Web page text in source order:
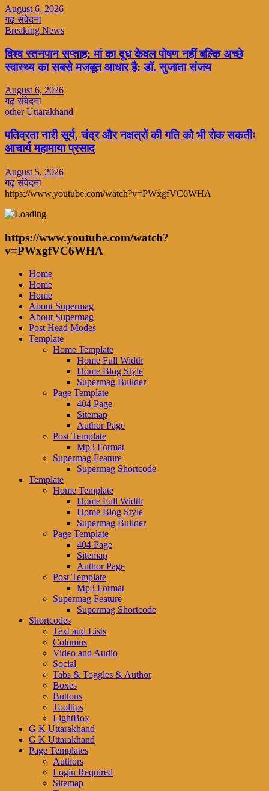
August 6, 2026
गढ़ संवेदना
Breaking News
विश्व स्तनपान सप्ताह: मां का दूध केवल पोषण नहीं बल्कि अच्छे
स्वास्थ्य का सबसे मजबूत आधार है: डॉ. सुजाता संजय
August 6, 2026
गढ़ संवेदना
other Uttarakhand
पतिव्रता नारी सूर्य, चंद्र और नक्षत्रों की गति को भी रोक सकतीः
आचार्य महामाया प्रसाद
August 5, 2026
गढ़ संवेदना
https://www.youtube.com/watch?v=PWxgfVC6WHA
https://www.youtube.com/watch?
v=PWxgfVC6WHA
Home
Home
Home
About Supermag
About Supermag
Post Head Modes
Template
Home Template
Home Full Width
Home Blog Style
Supermag Builder
Page Template
404 Page
Sitemap
Author Page
Post Template
Mp3 Format
Supermag Feature
Supermag Shortcode
Template
Home Template
Home Full Width
Home Blog Style
Supermag Builder
Page Template
404 Page
Sitemap
Author Page
Post Template
Mp3 Format
Supermag Feature
Supermag Shortcode
Shortcodes
Text and Lists
Columns
Video and Audio
Social
Tabs & Toggles & Author
Boxes
Buttons
Tooltips
LightBox
G K Uttarakhand
G K Uttarakhand
Page Templates
Authors
Login Required
Sitemap